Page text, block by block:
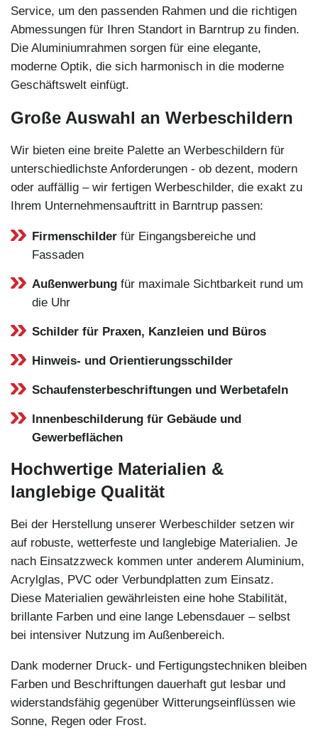
Service, um den passenden Rahmen und die richtigen
Abmessungen für Ihren Standort in Barntrup zu finden.
Die Aluminiumrahmen sorgen für eine elegante,
moderne Optik, die sich harmonisch in die moderne
Geschäftswelt einfügt.
Große Auswahl an Werbeschildern
Wir bieten eine breite Palette an Werbeschildern für
unterschiedlichste Anforderungen - ob dezent, modern
oder auffällig – wir fertigen Werbeschilder, die exakt zu
Ihrem Unternehmensauftritt in Barntrup passen:
Firmenschilder für Eingangsbereiche und
Fassaden
Außenwerbung für maximale Sichtbarkeit rund um
die Uhr
Schilder für Praxen, Kanzleien und Büros
Hinweis- und Orientierungsschilder
Schaufensterbeschriftungen und Werbetafeln
Innenbeschilderung für Gebäude und
Gewerbeflächen
Hochwertige Materialien &
langlebige Qualität
Bei der Herstellung unserer Werbeschilder setzen wir
auf robuste, wetterfeste und langlebige Materialien. Je
nach Einsatzzweck kommen unter anderem Aluminium,
Acrylglas, PVC oder Verbundplatten zum Einsatz.
Diese Materialien gewährleisten eine hohe Stabilität,
brillante Farben und eine lange Lebensdauer – selbst
bei intensiver Nutzung im Außenbereich.
Dank moderner Druck- und Fertigungstechniken bleiben
Farben und Beschriftungen dauerhaft gut lesbar und
widerstandsfähig gegenüber Witterungseinflüssen wie
Sonne, Regen oder Frost.